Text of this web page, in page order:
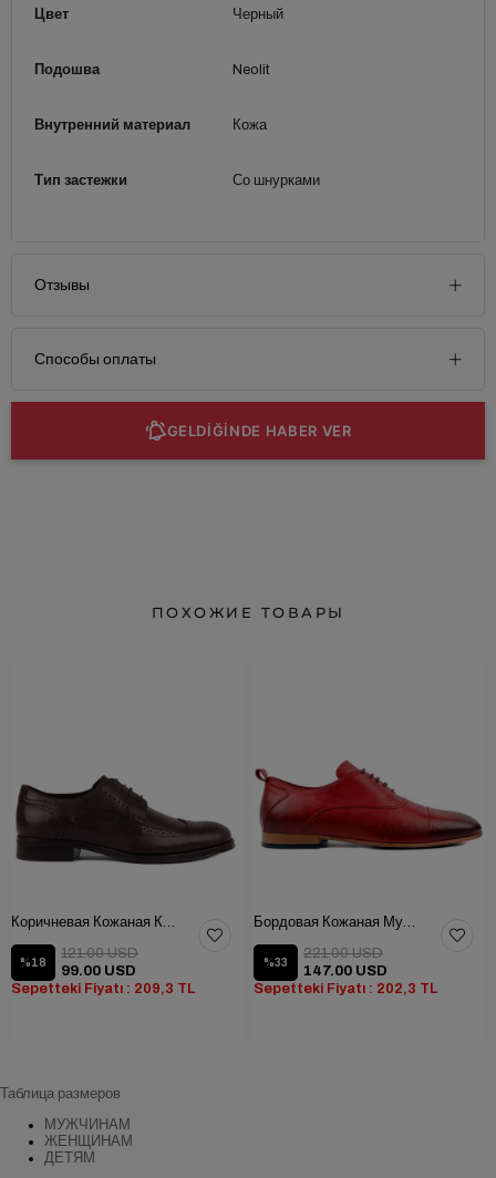
Цвет Черный
Подошва Neolit
Внутренний материал Кожа
Тип застежки Со шнурками
Отзывы
Способы оплаты
GELDİĞİNDE HABER VER
ПОХОЖИЕ ТОВАРЫ
Коричневая Кожаная Классическая Мужская Обувь
%18
99.00 USD
121.00 USD
Sepetteki Fiyatı : 209,3 TL
Бордовая Кожаная Мужская Обувь
%33
147.00 USD
221.00 USD
Sepetteki Fiyatı : 202,3 TL
Таблица размеров
МУЖЧИНАМ
ЖЕНЩИНАМ
ДЕТЯМ